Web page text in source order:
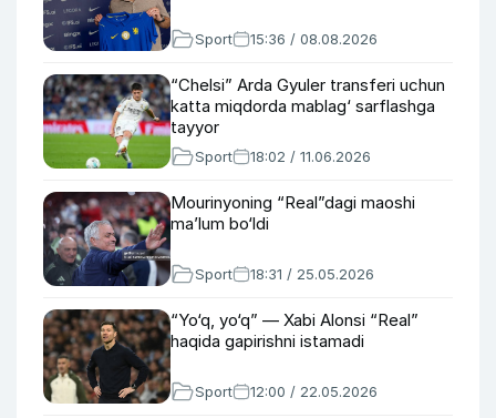
Sport 15:36 / 08.08.2026
“Chelsi” Arda Gyuler transferi uchun
katta miqdorda mablag‘ sarflashga
tayyor
Sport 18:02 / 11.06.2026
Mourinyoning “Real”dagi maoshi
ma’lum bo‘ldi
Sport 18:31 / 25.05.2026
“Yo‘q, yo‘q” — Xabi Alonsi “Real”
haqida gapirishni istamadi
Sport 12:00 / 22.05.2026